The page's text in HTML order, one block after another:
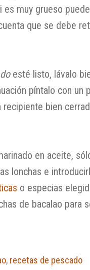
es muy grueso
que se debe
esté listo, lávalo
píntalo con un
recipiente bien
en aceite,
lonchas e
o especias
de bacalao para
, recetas de pescado